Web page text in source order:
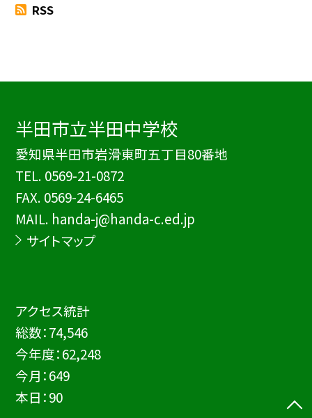
RSS
半田市立半田中学校
愛知県半田市岩滑東町五丁目80番地
TEL. 0569-21-0872
FAX. 0569-24-6465
MAIL. handa-j@handa-c.ed.jp
サイトマップ
アクセス統計
総数：74,546
今年度：62,248
今月：649
本日：90